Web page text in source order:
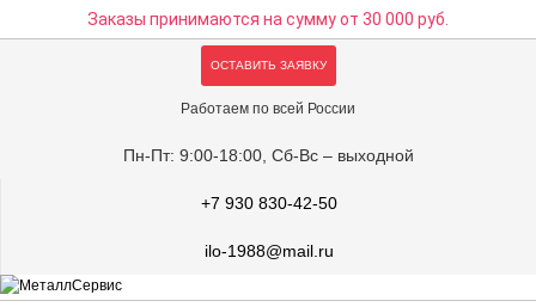
Заказы принимаются на суммуот 30 000 руб.
ОСТАВИТЬ ЗАЯВКУ
Работаем по всей России
Пн-Пт: 9:00-18:00, Сб-Вс – выходной
+7 930 830-42-50
ilo-1988@mail.ru